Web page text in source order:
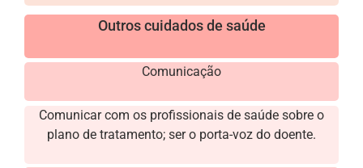
Outros cuidados de saúde
Comunicação
Comunicar com os profissionais de saúde sobre o
plano de tratamento; ser o porta-voz do doente.